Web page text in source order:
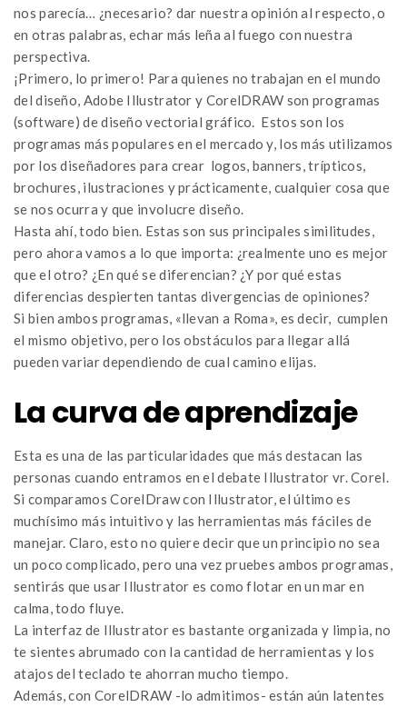
nos parecía… ¿necesario? dar nuestra opinión al respecto, o
en otras palabras, echar más leña al fuego con nuestra
perspectiva.
¡Primero, lo primero! Para quienes no trabajan en el mundo
del diseño, Adobe Illustrator y CorelDRAW son programas
(software) de diseño vectorial gráfico. Estos son los
programas más populares en el mercado y, los más utilizamos
por los diseñadores para crear logos, banners, trípticos,
brochures, ilustraciones y prácticamente, cualquier cosa que
se nos ocurra y que involucre diseño.
Hasta ahí, todo bien. Estas son sus principales similitudes,
pero ahora vamos a lo que importa: ¿realmente uno es mejor
que el otro? ¿En qué se diferencian? ¿Y por qué estas
diferencias despierten tantas divergencias de opiniones?
Si bien ambos programas, «llevan a Roma», es decir, cumplen
el mismo objetivo, pero los obstáculos para llegar allá
pueden variar dependiendo de cual camino elijas.
La curva de aprendizaje
Esta es una de las particularidades que más destacan las
personas cuando entramos en el debate Illustrator vr. Corel.
Si comparamos CorelDraw con Illustrator, el último es
muchísimo más intuitivo y las herramientas más fáciles de
manejar. Claro, esto no quiere decir que un principio no sea
un poco complicado, pero una vez pruebes ambos programas,
sentirás que usar Illustrator es como flotar en un mar en
calma, todo fluye.
La interfaz de Illustrator es bastante organizada y limpia, no
te sientes abrumado con la cantidad de herramientas y los
atajos del teclado te ahorran mucho tiempo.
Además, con CorelDRAW -lo admitimos- están aún latentes